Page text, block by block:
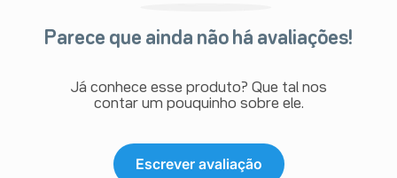
Parece que ainda não há avaliações!
Já conhece esse produto? Que tal nos
contar um pouquinho sobre ele.
Escrever avaliação